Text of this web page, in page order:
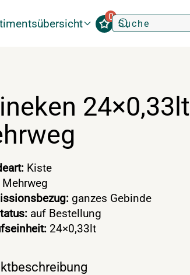
0
24×0,33lt
Kiste
Mehrweg
ganzes Gebinde
auf Bestellung
24×0,33lt